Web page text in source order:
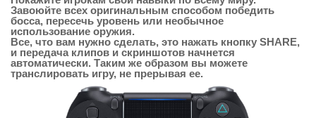
Завоюйте всех оригинальным способом победить
босса, пересечь уровень или необычное
использование оружия.
Все, что вам нужно сделать, это нажать кнопку SHARE,
и передача клипов и скриншотов начнется
автоматически. Таким же образом вы можете
транслировать игру, не прерывая ее.